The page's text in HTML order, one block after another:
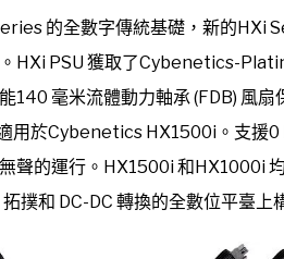
的全數字傳統基礎，新的HXi
HXi PSU 獲取了Cybenetics-
140 毫米流體動力軸承 (FDB) 風
於Cybenetics HX1500i。支援0
聲的運行。HX1500i 和HX1000i
撲和 DC-DC 轉換的全數位平臺上